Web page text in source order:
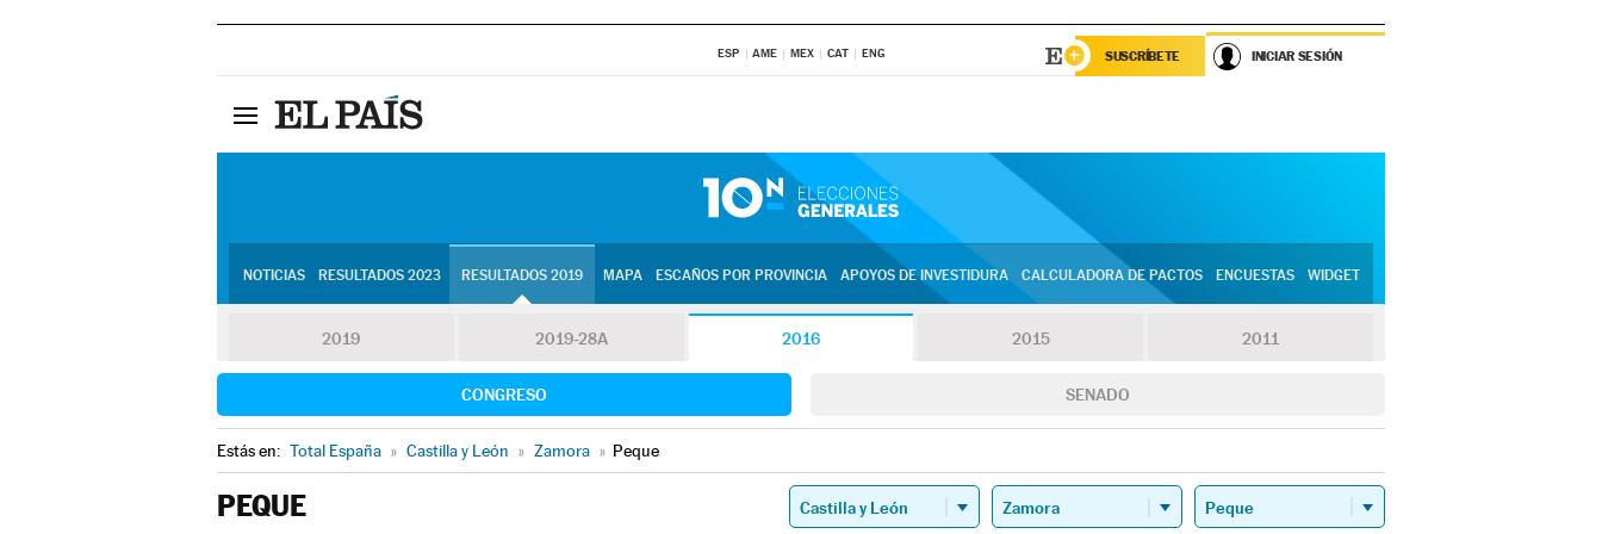
ESP AME MEX CAT ENG SUSCRÍBETE INICIAR SESIÓN
NOTICIAS RESULTADOS 2023 RESULTADOS 2019 MAPA ESCAÑOS POR PROVINCIA APOYOS DE INVESTIDURA CALCULADORA DE PACTOS ENCUESTAS WIDGET
2019 2019-28A 2016 2015 2011
CONGRESO SENADO
Estás en: Total España » Castilla y León » Zamora » Peque
PEQUE